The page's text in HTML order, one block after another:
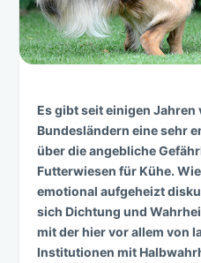
Es gibt seit einigen Jahren
Bundesländern eine sehr
über die angebliche
Futterwiesen für Kühe.
emotional aufgeheizt
sich Dichtung und
mit der hier vor allem von
Institutionen mit